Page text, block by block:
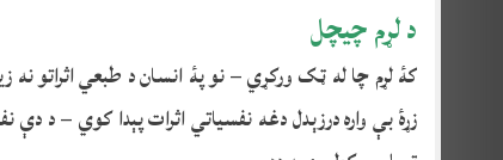
د لړمچيچل
کۀ لړم چا له ټک ورکړي – نو پۀ انسان د طبعي اثراتو
زړۀ بې واره درزېدل دغه‌ نفسياتي اثرات پېدا کوي – د دې